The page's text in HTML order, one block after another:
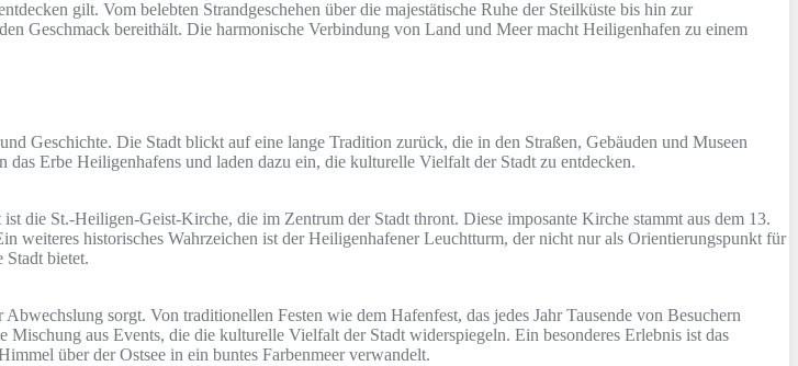
gilt. Vom belebten Strandgeschehen über die majestätische Ruhe der Steilküste bis hin zur
Geschmack bereithält. Die harmonische Verbindung von Land und Meer macht Heiligenhafen zu einem
Geschichte. Die Stadt blickt auf eine lange Tradition zurück, die in den Straßen, Gebäuden und Museen
Erbe Heiligenhafens und laden dazu ein, die kulturelle Vielfalt der Stadt zu entdecken.
die St.-Heiligen-Geist-Kirche, die im Zentrum der Stadt thront. Diese imposante Kirche stammt aus dem 13.
weiteres historisches Wahrzeichen ist der Heiligenhafener Leuchtturm, der nicht nur als Orientierungspunkt für
Stadt bietet.
sorgt. Von traditionellen Festen wie dem Hafenfest, das jedes Jahr Tausende von Besuchern
aus Events, die die kulturelle Vielfalt der Stadt widerspiegeln. Ein besonderes Erlebnis ist das
über der Ostsee in ein buntes Farbenmeer verwandelt.